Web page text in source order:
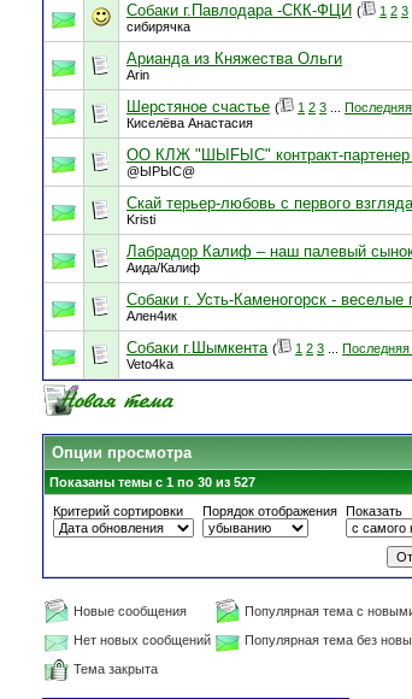
Собаки г.Павлодара -СКК-ФЦИ ( 1 2 3
сибирячка
Арианда из Княжества Ольги
Arin
Шерстяное счастье ( 1 2 3
Киселёва Анастасия
ОО КЛЖ "ШЫFЫС" контракт-партенер
@ЫРЫС@
Скай терьер-любовь с первого
Kristi
Лабрадор Калиф – наш палевый
Аида/Калиф
Собаки г. Усть-Каменогорск - веселые
Ален4ик
Собаки г.Шымкента ( 1 2 3 Последняя
Veto4ka
Опции просмотра
Показаны темы с 1 по 30 из 527
Критерий сортировки
Порядок отображения Показать
Новые сообщения
Популярная тема с
Нет новых сообщений
Популярная тема без
Тема закрыта